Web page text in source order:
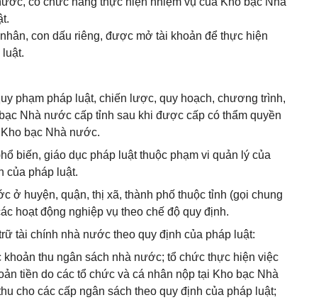
con dấu riêng, được mở tài khoản để thực hiện
phạm pháp luật, chiến lược, quy hoạch, chương trình,
Nhà nước cấp tỉnh sau khi được cấp có thẩm quyền
bạc Nhà nước.
biến, giáo dục pháp luật thuộc phạm vi quản lý của
của pháp luật.
ở huyện, quận, thị xã, thành phố thuộc tỉnh (gọi chung
hoạt động nghiệp vụ theo chế độ quy định.
tài chính nhà nước theo quy định của pháp luật:
thu ngân sách nhà nước; tổ chức thực hiện việc
tiền do các tổ chức và cá nhân nộp tại Kho bạc Nhà
cho các cấp ngân sách theo quy định của pháp luật;